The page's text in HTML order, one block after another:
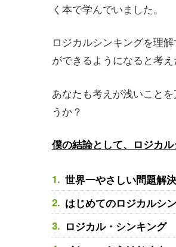
く本で学んでいました。
ロジカルシンキングを理
ができるようになると考え
あなたも考えが浅いこと
うか？
僕の結論として、ロジカ
世界一やさしい問題解
はじめてのロジカルシ
ロジカル・シンキング